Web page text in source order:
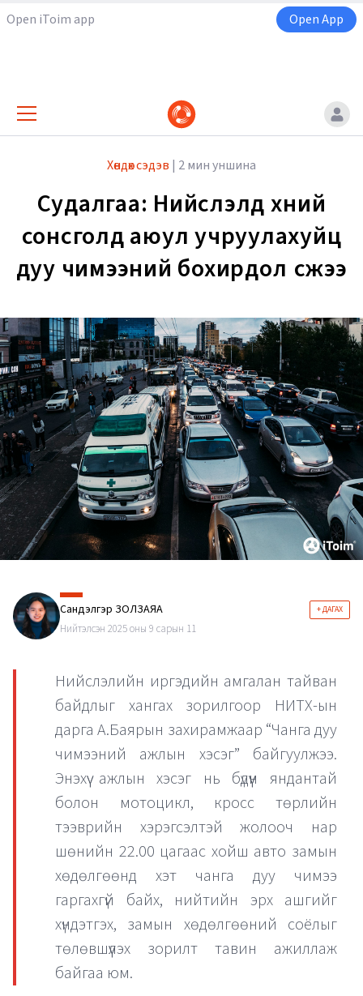
Open iToim app Open App
Хөндөх сэдэв | 2 мин уншина
Судалгаа: Нийслэлд хүний
сонсголд аюул учруулахуйц
дуу чимээний бохирдол үүсжээ
Сандэлгэр ЗОЛЗАЯА + ДАГАХ
Нийтэлсэн 2025 оны 9 сарын 11
Нийслэлийн иргэдийн амгалан тайван
байдлыг хангах зорилгоор НИТХ-ын
дарга А.Баярын захирамжаар “Чанга дуу
чимээний ажлын хэсэг” байгуулжээ.
Энэхүү ажлын хэсэг нь бүдүүн яндантай
болон мотоцикл, кросс төрлийн
тээврийн хэрэгсэлтэй жолооч нар
шөнийн 22.00 цагаас хойш авто замын
хөдөлгөөнд хэт чанга дуу чимээ
гаргахгүй байх, нийтийн эрх ашгийг
хүндэтгэх, замын хөдөлгөөний соёлыг
төлөвшүүлэх зорилт тавин ажиллаж
байгаа юм.